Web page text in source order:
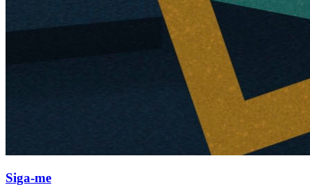
Siga-me